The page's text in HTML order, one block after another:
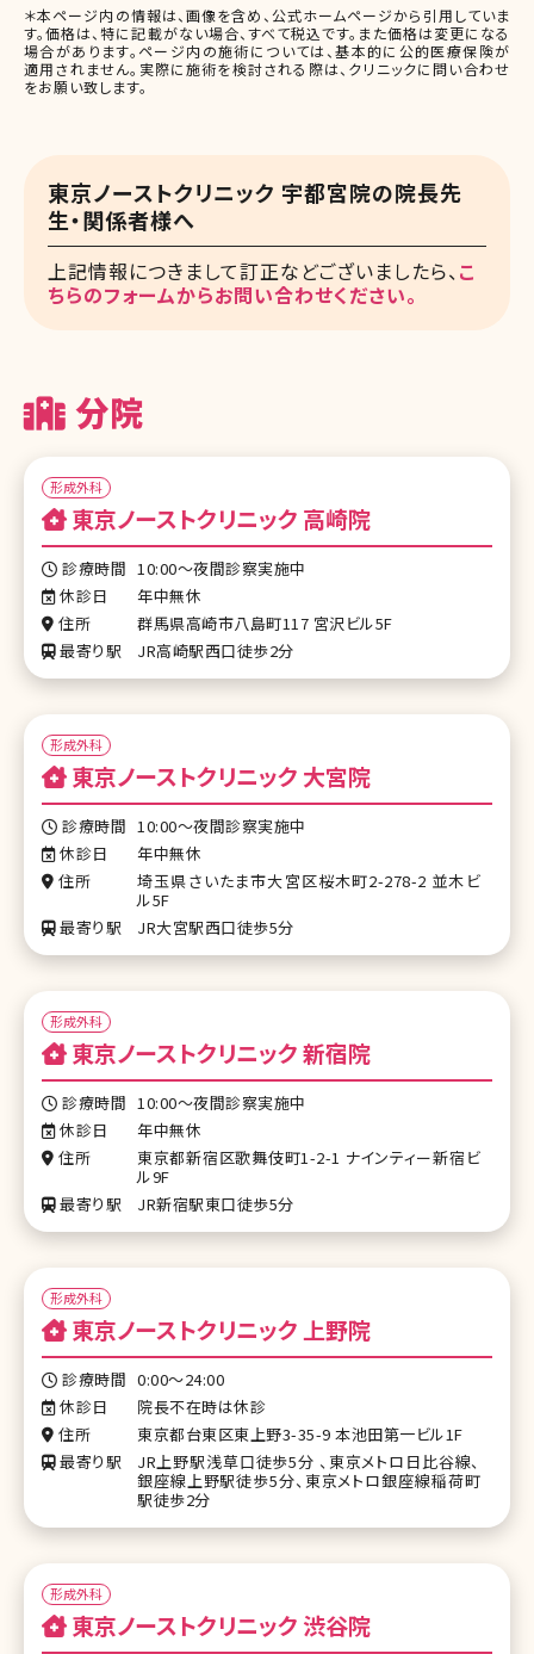
＊本ページ内の情報は、画像を含め、公式ホームページから引用していま
す。価格は、特に記載がない場合、すべて税込です。また価格は変更になる
場合があります。ページ内の施術については、基本的に公的医療保険が
適用されません。実際に施術を検討される際は、クリニックに問い合わせ
をお願い致します。
東京ノーストクリニック 宇都宮院の院長先
生・関係者様へ
上記情報につきまして訂正などございましたら、こ
ちらのフォームからお問い合わせください。
分院
形成外科
東京ノーストクリニック 高崎院
診療時間 10:00～夜間診察実施中
休診日
年中無休
住所
群馬県高崎市八島町117 宮沢ビル5F
最寄り駅
JR高崎駅西口徒歩2分
形成外科
東京ノーストクリニック 大宮院
診療時間 10:00～夜間診察実施中
休診日
年中無休
住所
埼玉県さいたま市大宮区桜木町2-278-2 並木ビ
ル5F
最寄り駅
JR大宮駅西口徒歩5分
形成外科
東京ノーストクリニック 新宿院
診療時間 10:00～夜間診察実施中
休診日
年中無休
住所
東京都新宿区歌舞伎町1-2-1 ナインティー新宿ビ
ル9F
最寄り駅
JR新宿駅東口徒歩5分
形成外科
東京ノーストクリニック 上野院
診療時間 0:00〜24:00
休診日
院長不在時は休診
住所
東京都台東区東上野3-35-9 本池田第一ビル1F
最寄り駅
JR上野駅浅草口徒歩5分 、東京メトロ日比谷線、
銀座線上野駅徒歩5分、東京メトロ銀座線稲荷町
駅徒歩2分
形成外科
東京ノーストクリニック 渋谷院